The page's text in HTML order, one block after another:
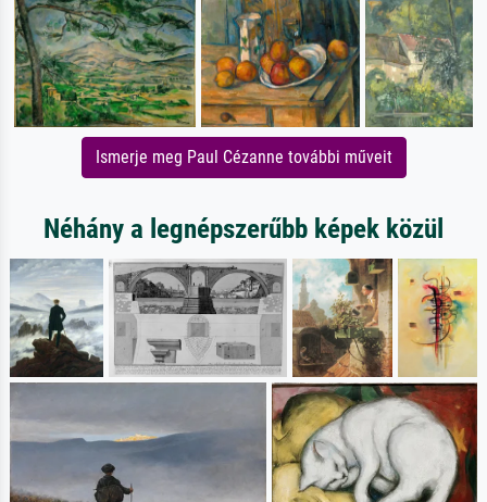
Ismerje meg Paul Cézanne további műveit
Néhány a legnépszerűbb képek közül